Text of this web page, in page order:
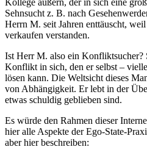
Sehnsucht z. B. nach
Herrn M. seit Jahren enttäuscht,
verkaufen verstanden.
Ist Herr M. also ein Konfliktsucher?
Konflikt in sich, den er selbst –
lösen kann. Die Weltsicht dieses
von Abhängigkeit. Er lebt in der
etwas schuldig geblieben sind.
Es würde den Rahmen dieser
hier alle Aspekte der Ego-State-
aber hier beschreiben: